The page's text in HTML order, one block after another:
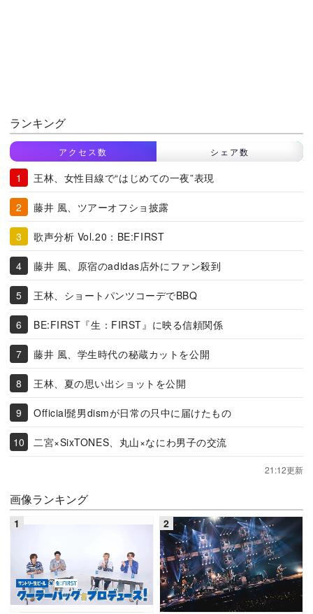
ランキング
アクセス数 シェア数
王林、女性目線で“はじめての一夜”表現
藤井 風、ツアーオフショ披露
歌声分析 Vol.20：BE:FIRST
藤井 風、原宿のadidas店外にファン殺到
王林、ショートパンツコーデでBBQ
BE:FIRST『生：FIRST』に映る信頼関係
藤井 風、学生時代の秘蔵カットを公開
王林、夏の思い出ショットを公開
Official髭男dismが日常の只中に届けたもの
二宮×SixTONES、丸山×なにわ男子の交流
21:12更新
画像ランキング